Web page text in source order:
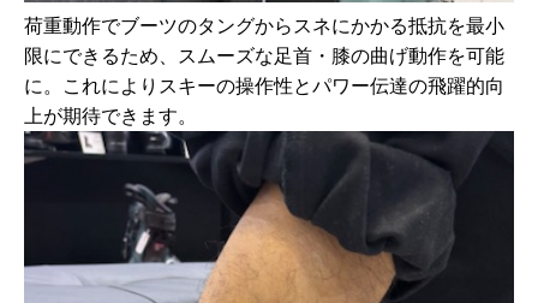
荷重動作でブーツのタングからスネにかかる抵抗を最小
限にできるため、スムーズな足首・膝の曲げ動作を可能
に。これによりスキーの操作性とパワー伝達の飛躍的向
上が期待できます。